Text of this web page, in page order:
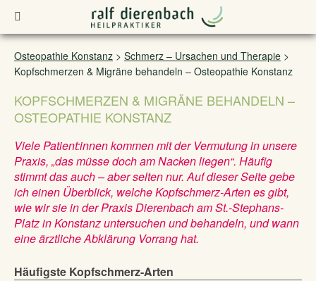
Osteopathie Konstanz > Schmerz – Ursachen und Therapie >
Kopfschmerzen & Migräne behandeln – Osteopathie Konstanz
KOPFSCHMERZEN & MIGRÄNE BEHANDELN –
OSTEOPATHIE KONSTANZ
Viele Patient:innen kommen mit der Vermutung in unsere
Praxis, „das müsse doch am Nacken liegen“. Häufig
stimmt das auch – aber selten nur. Auf dieser Seite gebe
ich einen Überblick, welche Kopfschmerz-Arten es gibt,
wie wir sie in der Praxis Dierenbach am St.-Stephans-
Platz in Konstanz untersuchen und behandeln, und wann
eine ärztliche Abklärung Vorrang hat.
Häufigste Kopfschmerz-Arten